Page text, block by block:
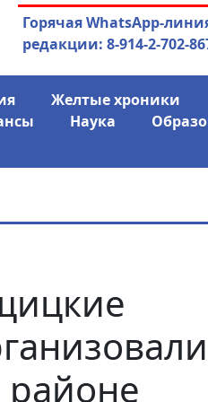
04.08.2026Маринычев у
Горячая WhatsApp-
редакции: 8-914-2-702-
Желтые хроники
Наука
районе